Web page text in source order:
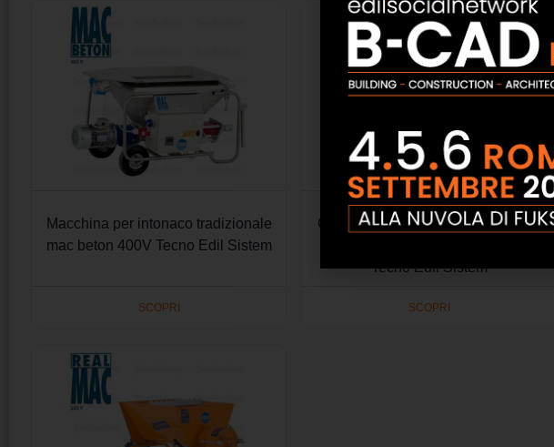
Macchina per intonaco tradizionale
mac beton 400V Tecno Edil Sistem
SCOPRI
Generatore di schiuma kit cemento
Tecno Edil Sistem
SCOPRI